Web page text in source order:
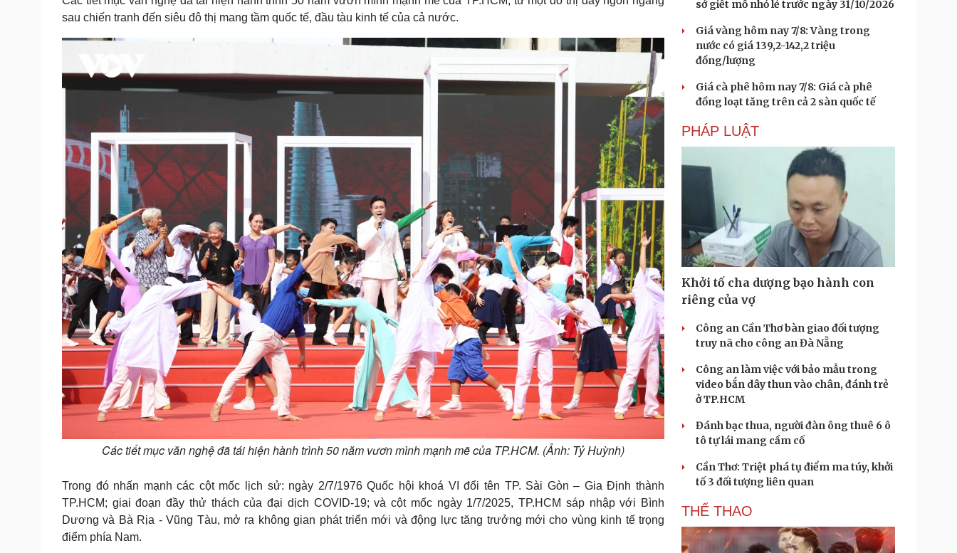
sau chiến tranh đến siêu đô thị mang tầm quốc tế, đầu tàu kinh tế của cả nước.
Các tiết mục văn nghệ đã tái hiện hành trình 50 năm vươn mình mạnh mẽ của TP.HCM. (Ảnh: Tỷ Huỳnh)
Trong đó nhấn mạnh các cột mốc lịch sử: ngày 2/7/1976 Quốc hội khoá VI đổi tên TP. Sài Gòn – Gia Định thành
TP.HCM; giai đoạn đầy thử thách của đại dịch COVID-19; và cột mốc ngày 1/7/2025, TP.HCM sáp nhập với Bình
Dương và Bà Rịa - Vũng Tàu, mở ra không gian phát triển mới và động lực tăng trưởng mới cho vùng kinh tế trọng
điểm phía Nam.
sở giết mổ nhỏ lẻ trước ngày 31/10/2026
Giá vàng hôm nay 7/8: Vàng trong
nước có giá 139,2-142,2 triệu
đồng/lượng
Giá cà phê hôm nay 7/8: Giá cà phê
đồng loạt tăng trên cả 2 sàn quốc tế
PHÁP LUẬT
Khởi tố cha dượng bạo hành con
riêng của vợ
Công an Cần Thơ bàn giao đối tượng
truy nã cho công an Đà Nẵng
Công an làm việc với bảo mẫu trong
video bắn dây thun vào chân, đánh trẻ
ở TP.HCM
Đánh bạc thua, người đàn ông thuê 6 ô
tô tự lái mang cầm cố
Cần Thơ: Triệt phá tụ điểm ma túy, khởi
tố 3 đối tượng liên quan
THỂ THAO